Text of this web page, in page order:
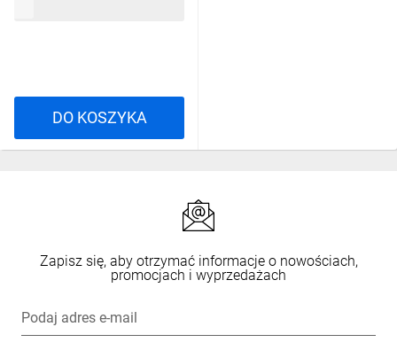
DO KOSZYKA
Zapisz się, aby otrzymać informacje o nowościach,
promocjach i wyprzedażach
Podaj adres e-mail